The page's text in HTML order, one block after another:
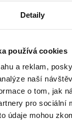
Detaily
používá cookies
a reklam,
naší
o tom, jak
pro sociální
údaje mohou
pro stěhování 1
hodnota
100Kč/ hod.
331Kč/ hod. s DPH
poptávka